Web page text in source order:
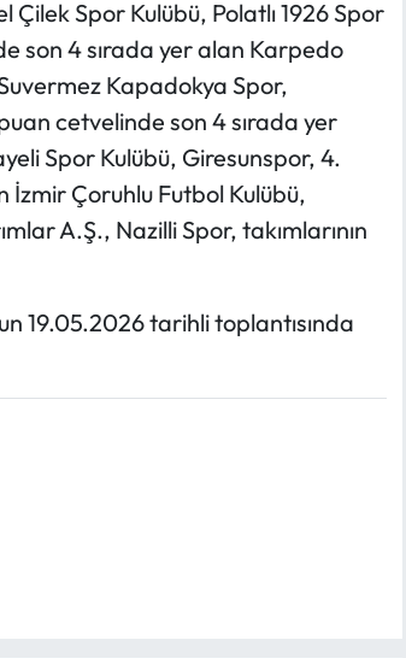
Spor Kulübü, Polatlı 1926 Spor
son 4 sırada yer alan Karpedo
Kapadokya Spor,
cetvelinde son 4 sırada yer
Spor Kulübü, Giresunspor, 4.
Çoruhlu Futbol Kulübü,
A.Ş., Nazilli Spor, takımlarının
19.05.2026 tarihli toplantısında